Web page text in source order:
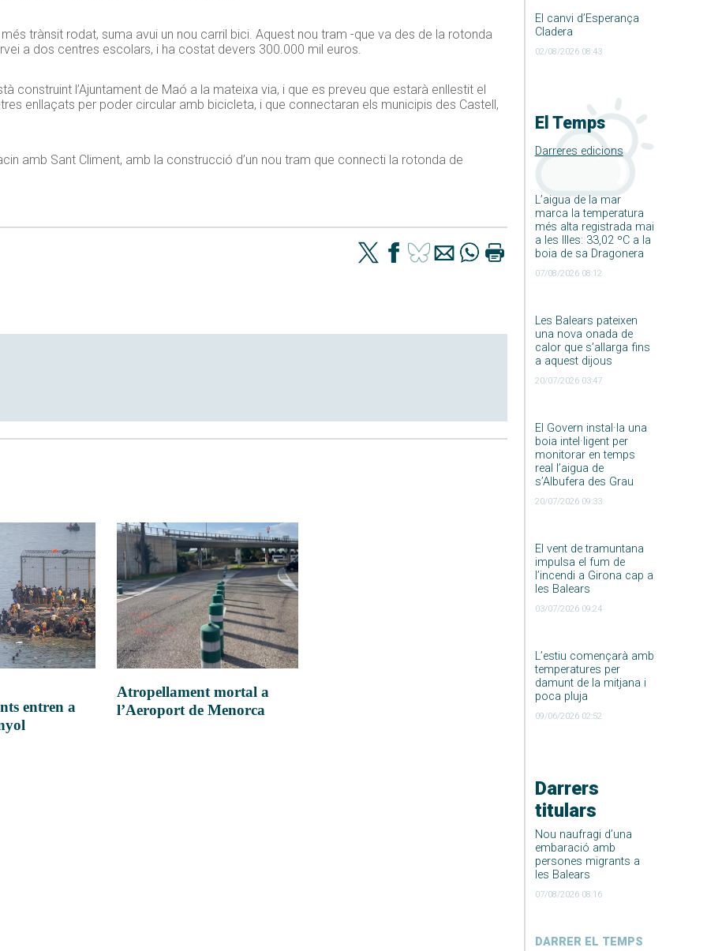
El canvi d’Esperança
Cladera
02/08/2026 08:43
El Temps
Darreres edicions
L’aigua de la mar
marca la temperatura
més alta registrada mai
a les Illes: 33,02 ºC a la
boia de sa Dragonera
07/08/2026 08:12
Les Balears pateixen
una nova onada de
calor que s’allarga fins
a aquest dijous
20/07/2026 03:47
El Govern instal·la una
boia intel·ligent per
monitorar en temps
real l’aigua de
s’Albufera des Grau
20/07/2026 09:33
El vent de tramuntana
impulsa el fum de
l’incendi a Girona cap a
les Balears
03/07/2026 09:24
L’estiu començarà amb
temperatures per
damunt de la mitjana i
poca pluja
09/06/2026 02:52
Darrers
titulars
Nou naufragi d’una
embaració amb
persones migrants a
les Balears
07/08/2026 08:16
DARRER EL TEMPS
trànsit rodat, suma avui un nou carril bici. Aquest nou tram -que va des de la rotonda
a dos centres escolars, i ha costat devers 300.000 mil euros.
construint l’Ajuntament de Maó a la mateixa via, i que es preveu que estarà enllestit el
enllaçats per poder circular amb bicicleta, i que connectaran els municipis des Castell,
amb Sant Climent, amb la construcció d’un nou tram que connecti la rotonda de
entren a
Atropellament mortal a
l’Aeroport de Menorca